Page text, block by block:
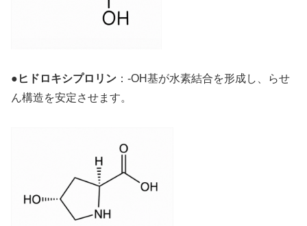
● ヒドロキシプロリン ：-OH基が水素結合を形成し、らせ
ん構造を安定させます。